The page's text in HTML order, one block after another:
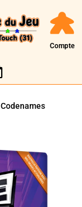
Compte